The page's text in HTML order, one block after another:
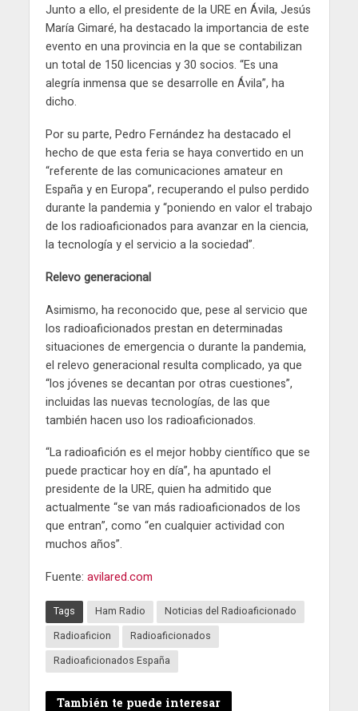
Junto a ello, el presidente de la URE en Ávila, Jesús
María Gimaré, ha destacado la importancia de este
evento en una provincia en la que se contabilizan
un total de 150 licencias y 30 socios. “Es una
alegría inmensa que se desarrolle en Ávila”, ha
dicho.
Por su parte, Pedro Fernández ha destacado el
hecho de que esta feria se haya convertido en un
“referente de las comunicaciones amateur en
España y en Europa”, recuperando el pulso perdido
durante la pandemia y “poniendo en valor el trabajo
de los radioaficionados para avanzar en la ciencia,
la tecnología y el servicio a la sociedad”.
Relevo generacional
Asimismo, ha reconocido que, pese al servicio que
los radioaficionados prestan en determinadas
situaciones de emergencia o durante la pandemia,
el relevo generacional resulta complicado, ya que
“los jóvenes se decantan por otras cuestiones”,
incluidas las nuevas tecnologías, de las que
también hacen uso los radioaficionados.
“La radioafición es el mejor hobby científico que se
puede practicar hoy en día”, ha apuntado el
presidente de la URE, quien ha admitido que
actualmente “se van más radioaficionados de los
que entran”, como “en cualquier actividad con
muchos años”.
Fuente: avilared.com
Tags Ham Radio
Noticias del Radioaficionado
Radioaficion
Radioaficionados
Radioaficionados España
También te puede interesar